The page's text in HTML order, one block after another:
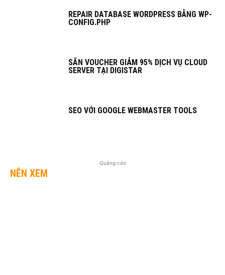
REPAIR DATABASE WORDPRESS BẰNG WP-
CONFIG.PHP
SĂN VOUCHER GIẢM 95% DỊCH VỤ CLOUD
SERVER TẠI DIGISTAR
SEO VỚI GOOGLE WEBMASTER TOOLS
Quảng cáo
NÊN XEM